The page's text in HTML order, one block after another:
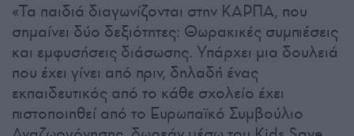
«Τα παιδιά διαγωνίζονται στην ΚΑΡΠΑ, που
σημαίνει δύο δεξιότητες: Θωρακικές συμπιέσεις
και εμφυσήσεις διάσωσης. Υπάρχει μια δουλειά
που έχει γίνει από πριν, δηλαδή ένας
εκπαιδευτικός από το κάθε σχολείο έχει
πιστοποιηθεί από το Ευρωπαϊκό Συμβούλιο